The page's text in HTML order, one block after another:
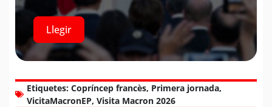
Llegir
Etiquetes: Copríncep francès, Primera jornada,
VicitaMacronEP, Visita Macron 2026